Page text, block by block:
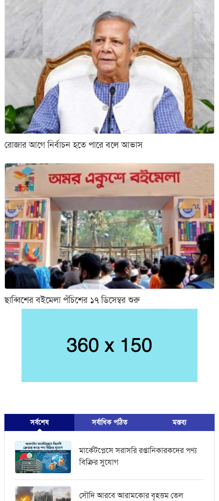
রোজার আগে নির্বাচন হতে পারে বলে আভাস
ছাব্বিশের বইমেলা পঁচিশের ১৭ ডিসেম্বর শুরু
সর্বশেষ সর্বাধিক পঠিত মস্তব্য
মার্কেটপ্লেসে সরাসরি রপ্তানিকারকদের পণ্য
বিক্রির সুযোগ
সৌদি আরবে আরামকোর বৃহত্তম তেল